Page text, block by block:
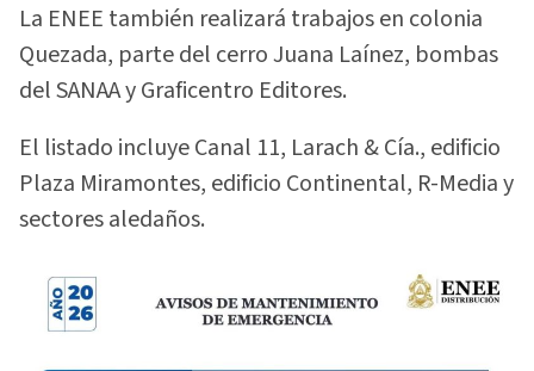
La ENEE también realizará trabajos en colonia
Quezada, parte del cerro Juana Laínez, bombas
del SANAA y Graficentro Editores.
El listado incluye Canal 11, Larach & Cía., edificio
Plaza Miramontes, edificio Continental, R-Media y
sectores aledaños.